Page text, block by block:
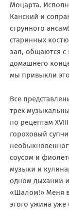
Моцарта.
Канский и
струнного
старинных
зал, общаются с
домашнего
мы привыкли
Все
трех
по рецептам
гороховый
соусом и
музыки и
одном дыхании
«Шалом!» Меня
этого ужина уже